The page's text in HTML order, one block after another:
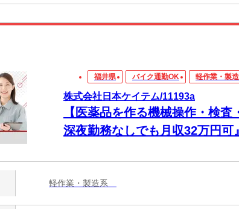
福井県 バイク通勤OK 軽作業・製
株式会社日本ケイテム/11193a
【医薬品を作る機械操作・検
深夜勤務なしでも月収32万円可』
軽作業・製造系